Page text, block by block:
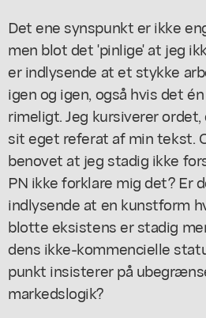
Det ene synspunkt er ikke
men blot det 'pinlige' at jeg
er indlysende at et stykke
igen og igen, også hvis det
rimeligt. Jeg kursiverer
sit eget referat af min tekst.
benovet at jeg stadig ikke
PN ikke forklare mig det? Er
indlysende at en kunstform
blotte eksistens er stadig
dens ikke-kommencielle
punkt insisterer på
markedslogik?